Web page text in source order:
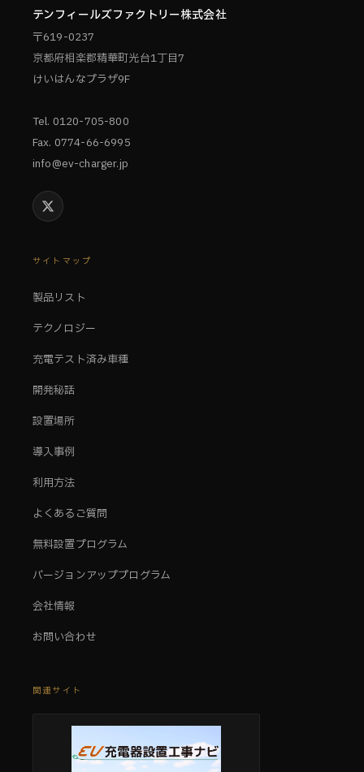
テンフィールズファクトリー株式会社
〒619-0237
京都府相楽郡精華町光台1丁目7
けいはんなプラザ9F
Tel. 0120-705-800
Fax. 0774-66-6995
info@ev-charger.jp
サイトマップ
製品リスト
テクノロジー
充電テスト済み車種
開発秘話
設置場所
導入事例
利用方法
よくあるご質問
無料設置プログラム
バージョンアッププログラム
会社情報
お問い合わせ
関連サイト